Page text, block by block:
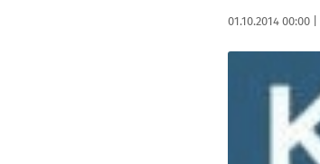
Data publikacji:
01.10.2014 00:00 |